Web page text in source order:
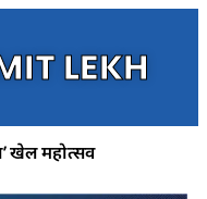
LEKH
खेल महोत्सव